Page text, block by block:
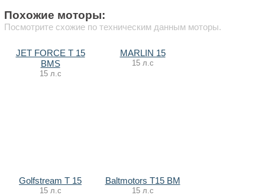
Похожие моторы:
Посмотрите схожие по техническим данным моторы.
JET FORCE T 15
BMS
15 л.с
MARLIN 15
15 л.с
Golfstream Т 15
15 л.с
Baltmotors T15 BM
15 л.с